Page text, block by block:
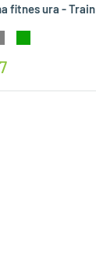
fitnes ura - Train